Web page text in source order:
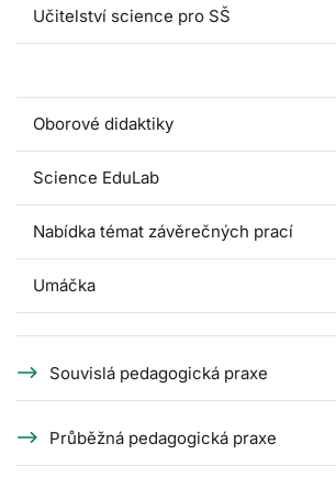
Učitelství science pro SŠ
Oborové didaktiky
Science EduLab
Nabídka témat závěrečných prací
Umáčka
Souvislá pedagogická praxe
Průběžná pedagogická praxe